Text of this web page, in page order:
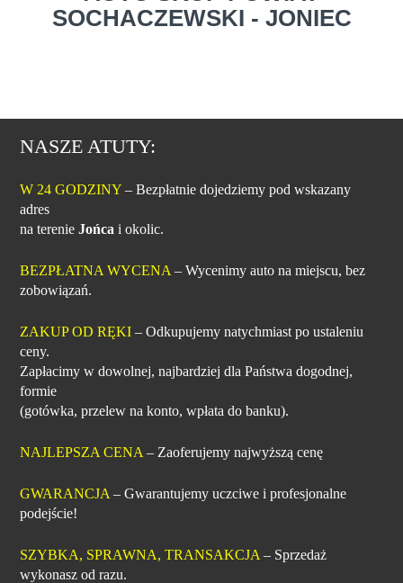
SOCHACZEWSKI - JONIEC
NASZE ATUTY:
W 24 GODZINY – Bezpłatnie dojedziemy pod wskazany
adres
na terenieJońca i okolic.
BEZPŁATNA WYCENA – Wycenimy auto na miejscu, bez
zobowiązań.
ZAKUP OD RĘKI – Odkupujemy natychmiast po ustaleniu
ceny.
Zapłacimy w dowolnej, najbardziej dla Państwa dogodnej,
formie
(gotówka, przelew na konto, wpłata do banku).
NAJLEPSZA CENA – Zaoferujemy najwyższą cenę
GWARANCJA – Gwarantujemy uczciwe i profesjonalne
podejście!
SZYBKA, SPRAWNA, TRANSAKCJA – Sprzedaż
wykonasz od razu.